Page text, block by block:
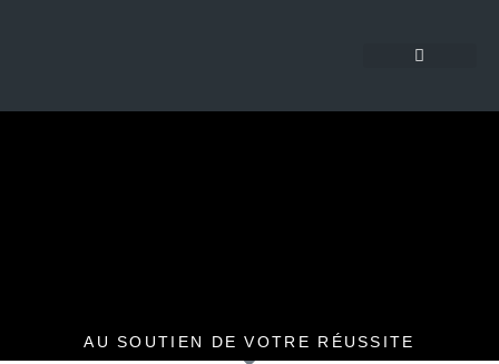
AU SOUTIEN DE VOTRE RÉUSSITE